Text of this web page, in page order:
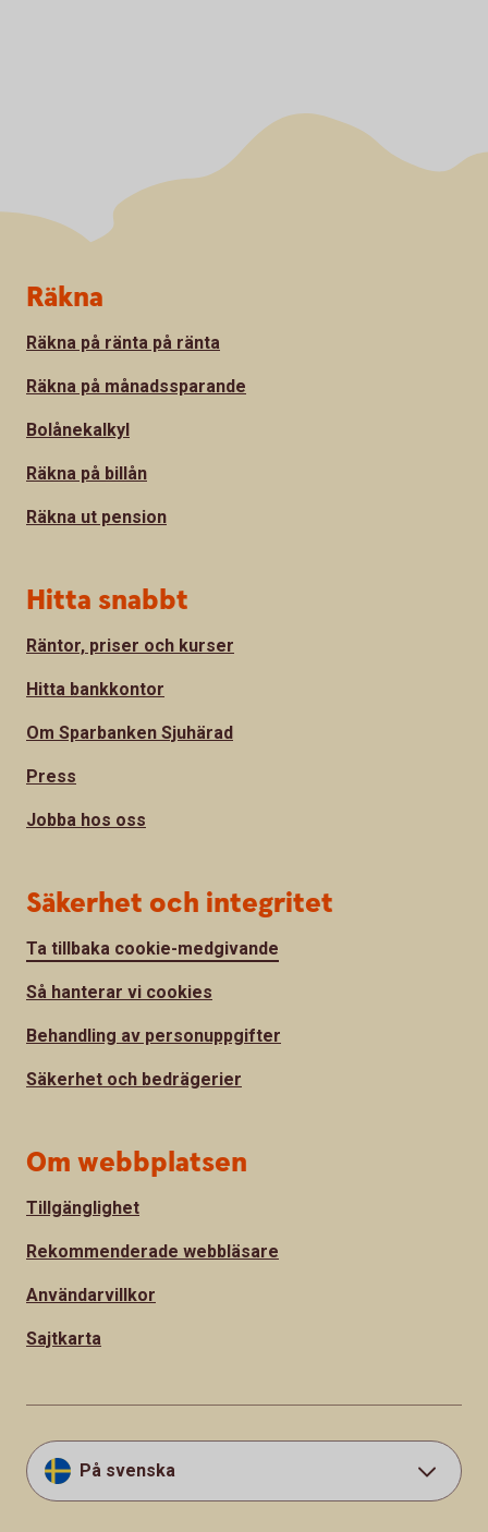
Sidfot
Räkna
Räkna på ränta på ränta
Räkna på månadssparande
Bolånekalkyl
Räkna på billån
Räkna ut pension
Hitta snabbt
Räntor, priser och kurser
Hitta bankkontor
Om Sparbanken Sjuhärad
Press
Jobba hos oss
Säkerhet och integritet
Ta tillbaka cookie-medgivande
Så hanterar vi cookies
Behandling av personuppgifter
Säkerhet och bedrägerier
Om webbplatsen
Tillgänglighet
Rekommenderade webbläsare
Användarvillkor
Sajtkarta
På svenska